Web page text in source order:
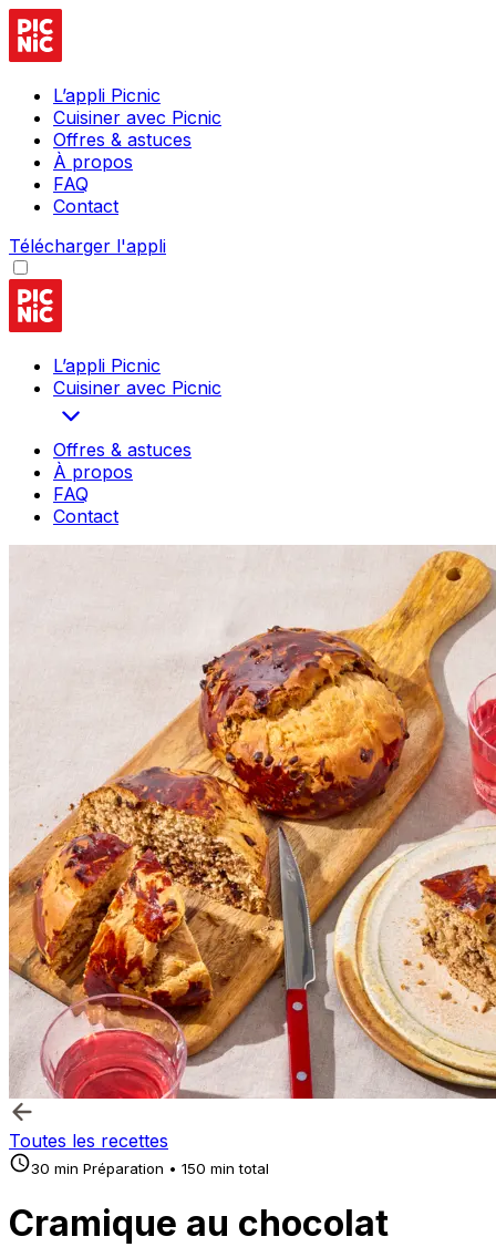
L’appli Picnic
Cuisiner avec Picnic
Offres & astuces
À propos
FAQ
Contact
Télécharger l'appli
L’appli Picnic
Cuisiner avec Picnic
Offres & astuces
À propos
FAQ
Contact
Toutes les recettes
30 min Préparation • 150 min total
Cramique au chocolat